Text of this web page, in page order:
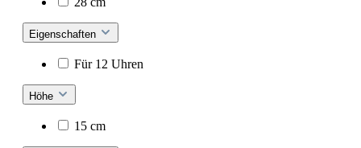
Eigenschaften
Für 12 Uhren
Höhe
15 cm